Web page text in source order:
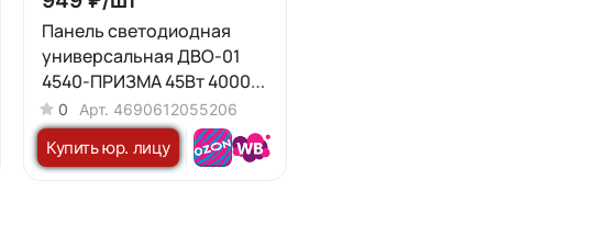
Панель светодиодная
универсальная ДВО-01
4540-ПРИЗМА 45Вт 4000К
IP40 1195x180х19мм белая
NEOX
0 Арт. 4690612055206
Купить юр. лицу